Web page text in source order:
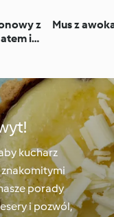
z
i
Mus z
kucharz
znakomitymi
porady
i pozwól,